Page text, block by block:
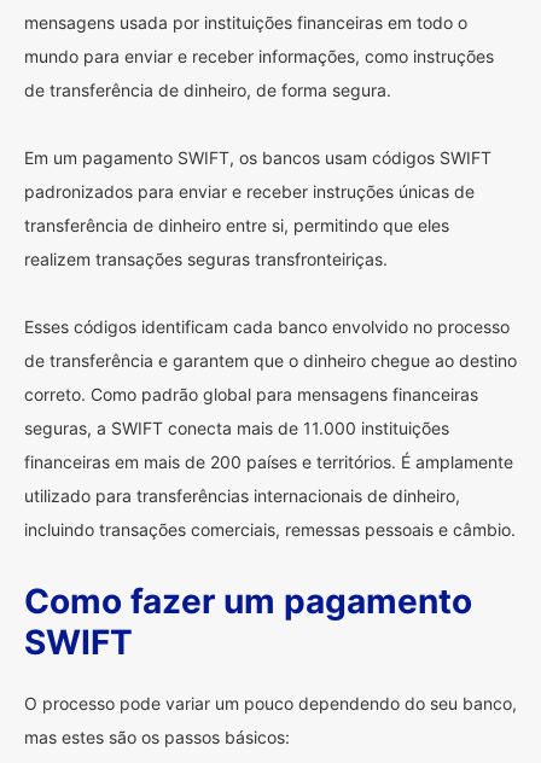
mensagens usada por instituições financeiras em todo o
mundo para enviar e receber informações, como instruções
de transferência de dinheiro, de forma segura.
Em um pagamento SWIFT, os bancos usam códigos SWIFT
padronizados para enviar e receber instruções únicas de
transferência de dinheiro entre si, permitindo que eles
realizem transações seguras transfronteiriças.
Esses códigos identificam cada banco envolvido no processo
de transferência e garantem que o dinheiro chegue ao destino
correto. Como padrão global para mensagens financeiras
seguras, a SWIFT conecta mais de 11.000 instituições
financeiras em mais de 200 países e territórios. É amplamente
utilizado para transferências internacionais de dinheiro,
incluindo transações comerciais, remessas pessoais e câmbio.
Como fazer um pagamento
SWIFT
O processo pode variar um pouco dependendo do seu banco,
mas estes são os passos básicos: